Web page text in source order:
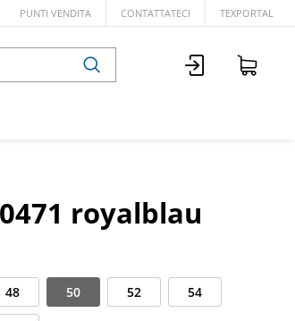
PUNTI VENDITA CONTATTATECI TEXPORTAL
royalblau
48 50 52 54